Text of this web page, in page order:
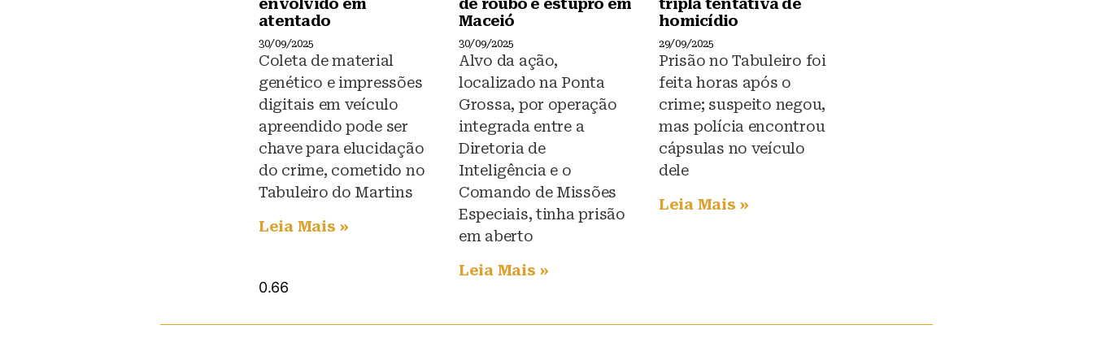
atentado
30/09/2025
Coleta de material
genético e impressões
digitais em veículo
apreendido pode ser
chave para elucidação
do crime, cometido no
Tabuleiro do Martins
Leia Mais »
Maceió
30/09/2025
Alvo da ação,
localizado na Ponta
Grossa, por operação
integrada entre a
Diretoria de
Inteligência e o
Comando de Missões
Especiais, tinha prisão
em aberto
Leia Mais »
homicídio
29/09/2025
Prisão no Tabuleiro foi
feita horas após o
crime; suspeito negou,
mas polícia encontrou
cápsulas no veículo
dele
Leia Mais »